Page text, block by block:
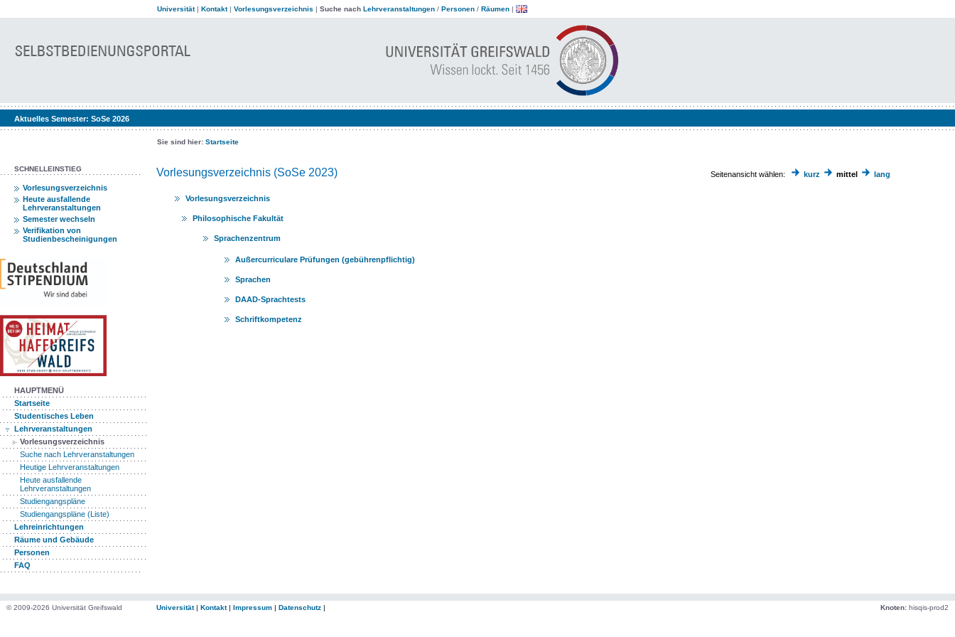
Universität| Kontakt| Vorlesungsverzeichnis | Suche nach Lehrveranstaltungen / Personen / Räumen |
Aktuelles Semester: SoSe 2026
Sie sind hier: Startseite
SCHNELLEINSTIEG
Vorlesungsverzeichnis
Heute ausfallende
Lehrveranstaltungen
Semester wechseln
Verifikation von
Studienbescheinigungen
HAUPTMENÜ
Startseite
Studentisches Leben
Lehrveranstaltungen
Vorlesungsverzeichnis
Suche nach Lehrveranstaltungen
Heutige Lehrveranstaltungen
Heute ausfallende
Lehrveranstaltungen
Studiengangspläne
Studiengangspläne (Liste)
Lehreinrichtungen
Räume und Gebäude
Personen
FAQ
Vorlesungsverzeichnis (SoSe 2023) Seitenansicht wählen: kurz mittel lang
Vorlesungsverzeichnis
Philosophische Fakultät
Sprachenzentrum
Außercurriculare Prüfungen (gebührenpflichtig)
Sprachen
DAAD-Sprachtests
Schriftkompetenz
© 2009-2026 Universität Greifswald Universität| Kontakt| Impressum | Datenschutz | Knoten: hisqis-prod2